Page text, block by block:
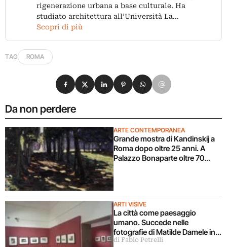
rigenerazione urbana a base culturale. Ha
studiato architettura all’Università La…
Scopri di più
TAG ROMA
Da non perdere
ARTE CONTEMPORANEA
Grande mostra di Kandinskij a
Roma dopo oltre 25 anni. A
Palazzo Bonaparte oltre 70
ARTI VISIVE
La città come paesaggio
umano. Succede nelle
fotografie di Matilde Damele in
mostra a Roma
di Fabio Petrelli
Condividi su Facebook
Condividi su X
Condividi su LinkedIn
Condividi su Pinterest
Condividi su WhatsApp
Condividi su Email